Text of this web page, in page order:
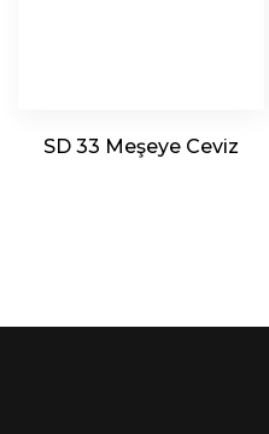
SD 33 Meşeye Ceviz